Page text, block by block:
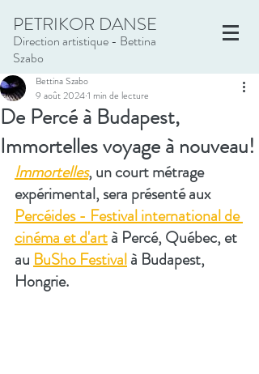
PETRIKOR DANSE
Direction artistique - Bettina
Szabo
De Percé à Budapest,
Immortelles voyage à nouveau!
Bettina Szabo
9 août 20241 min de lecture
Immortelles, un court métrage
expérimental, sera présenté aux
Percéides - Festival international de
cinéma et d'art à Percé, Québec, et
au BuSho Festival à Budapest,
Hongrie.